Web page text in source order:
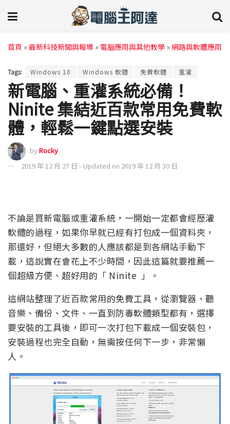
首頁 »最新科技新聞與報導 » 電腦應用與其他教學 »網路與軟體應用
Tags: Windows 10 Windows 軟體 免費軟體 重灌
新電腦、重灌系統必備！
Ninite 集結近百款常用免費軟
體，輕鬆一鍵點選安裝
byRocky
2019 年 12 月 27 日 - Updated on 2019 年 12 月 30 日
不論是買新電腦或重灌系統，一開始一定都會經歷灌
軟體的過程，如果你早就已經有打包成一個資料夾，
那還好，但絕大多數的人應該都是到各網站手動下
載，這說實在會花上不少時間，因此這篇就要推薦一
個超級方便、超好用的「 Ninite 」。
這網站整理了近百款常用的免費工具，從瀏覽器、聽
音樂、備份、文件、一直到防毒軟體類型都有，選擇
要安裝的工具後，即可一次打包下載成一個安裝包，
安裝過程也完全自動，無需按任何下一步，非常懶
人。